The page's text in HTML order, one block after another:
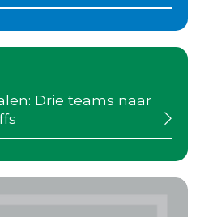
Drie teams naar